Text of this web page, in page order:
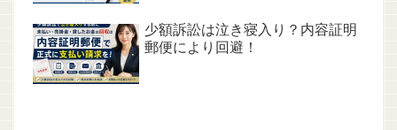
少額訴訟は泣き寝入り？内容証明
郵便により回避！